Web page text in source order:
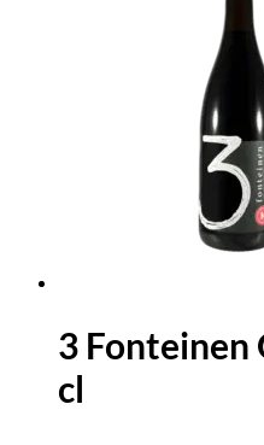
3 Fonteinen
cl